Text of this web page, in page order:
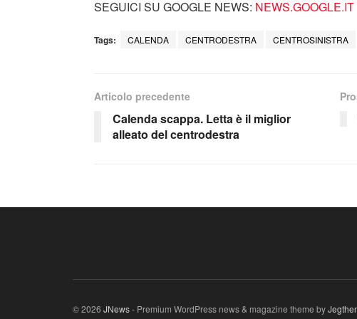
SEGUICI SU GOOGLE NEWS: NEWS.GOOGLE.IT
Tags: CALENDA CENTRODESTRA CENTROSINISTRA
Articolo precedente
Calenda scappa. Letta è il miglior
alleato del centrodestra
© 2026 JNews- Premium WordPress news & magazine theme by